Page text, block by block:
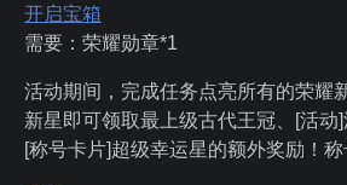
开启宝箱
需要：荣耀勋章*1
活动期间，完成任务点亮所有的荣耀
新星即可领取最上级古代王冠、[活动]
[称号卡片]超级幸运星的额外奖励！称